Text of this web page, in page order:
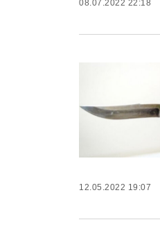
08.07.2022 22:18
12.05.2022 19:07